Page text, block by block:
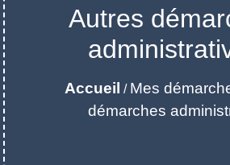
Autres
Accueil / Mes
démarches